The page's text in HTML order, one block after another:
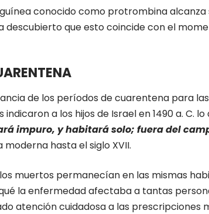
conocido como protrombina alcanza
descubierto que esto coincide con el
de los períodos de cuarentena para
indicaron a los hijos de Israel en 1490 a. C.
impuro, y habitará solo; fuera del
hasta el siglo XVII.
muertos permanecían en las mismas
la enfermedad afectaba a tantas
atención cuidadosa a las prescripciones